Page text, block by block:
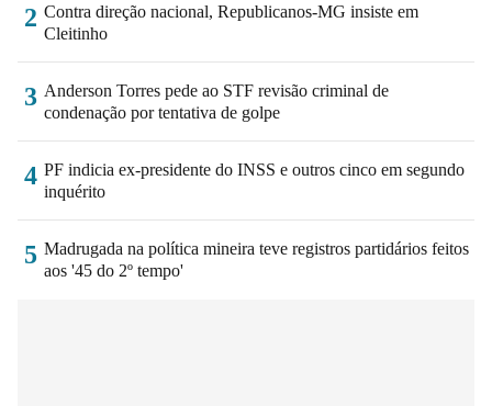
2 Contra direção nacional, Republicanos-MG insiste em
Cleitinho
3 Anderson Torres pede ao STF revisão criminal de
condenação por tentativa de golpe
4 PF indicia ex-presidente do INSS e outros cinco em segundo
inquérito
5 Madrugada na política mineira teve registros partidários feitos
aos '45 do 2º tempo'